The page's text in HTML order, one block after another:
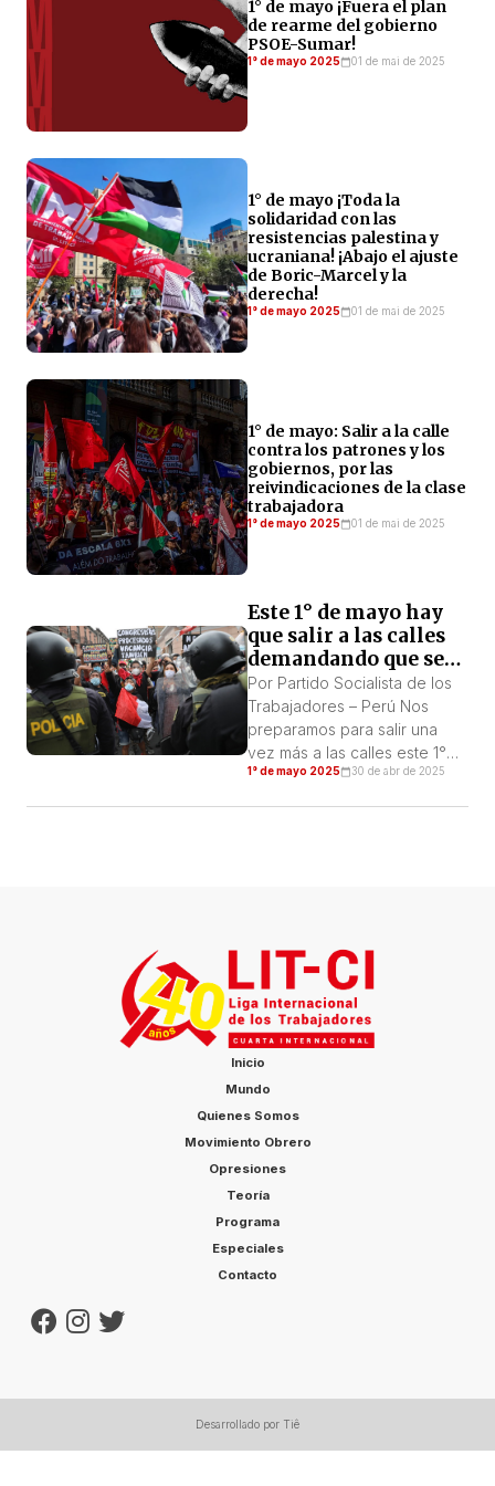
1° de mayo ¡Fuera el plan
de rearme del gobierno
PSOE-Sumar!
1° de mayo 2025 01 de mai de 2025
1° de mayo ¡Toda la
solidaridad con las
resistencias palestina y
ucraniana! ¡Abajo el ajuste
de Boric-Marcel y la
derecha!
1° de mayo 2025 01 de mai de 2025
1° de mayo: Salir a la calle
contra los patrones y los
gobiernos, por las
reivindicaciones de la clase
trabajadora
1° de mayo 2025 01 de mai de 2025
Este 1° de mayo hay
que salir a las calles
demandando que se
vaya el gobierno y se
dé solución a las
demandas obreras y
populares
Por Partido Socialista de los
Trabajadores – Perú Nos
preparamos para salir una
vez más a las calles este 1°
de Mayo, Día Internacional de
justo […]
1° de mayo 2025 30 de abr de 2025
Inicio
Mundo
Quienes Somos
Movimiento Obrero
Opresiones
Teoría
Programa
Especiales
Contacto
Desarrollado por Tiê